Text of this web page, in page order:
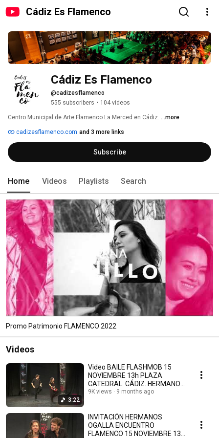
Cádiz Es Flamenco
Cádiz Es Flamenco
@cadizesflamenco
555 subscribers • 104 videos
Centro Municipal de Arte Flamenco La Merced en Cádiz. ...more
cadizesflamenco.com and 3 more links
Subscribe
Home Videos Playlists Search
Promo Patrimonio FLAMENCO 2022
Videos
3:22
Video BAILE FLASHMOB 15
NOVIEMBRE 13h PLAZA
CATEDRAL. CÁDIZ. HERMANOS
OGALLA
9K views 9 months ago
INVITACIÓN HERMANOS
OGALLA ENCUENTRO
FLAMENCO 15 NOVIEMBRE 13H